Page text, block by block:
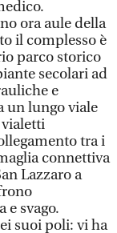
ora aule della
il complesso è
parco storico
secolari ad
e
un lungo viale
vialetti
tra i
connettiva
Lazzaro a
svago.
suoi poli: vi ha